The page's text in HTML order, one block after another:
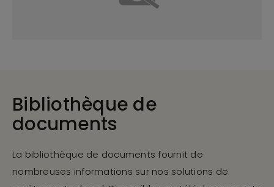
Bibliothèque de
documents
La bibliothèque de documents fournit de
nombreuses informations sur nos solutions de